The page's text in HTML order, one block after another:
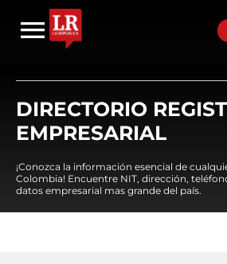
DIRECTORIO
EMPRESARIAL
¡Conozca la información esencial de
Colombia! Encuentre NIT, dirección,
datos empresarial mas grande del país.